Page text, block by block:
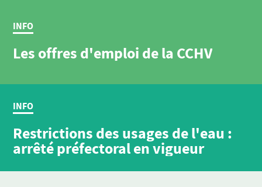
INFO
Les offres d'emploi de la CCHV
INFO
Restrictions des usages de l'eau :
arrêté préfectoral en vigueur